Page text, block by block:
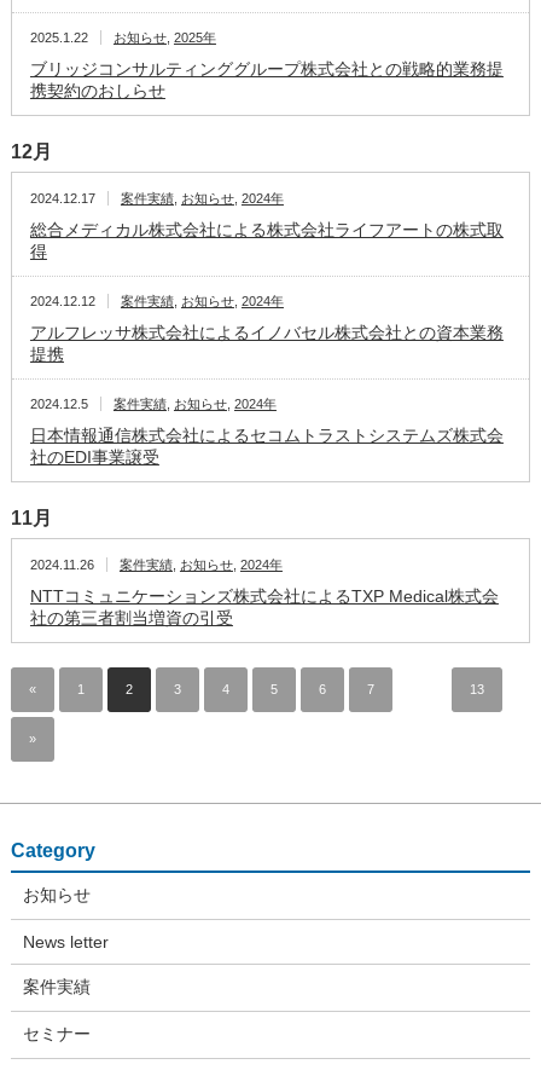
2025.1.22 お知らせ, 2025年
ブリッジコンサルティンググループ株式会社との戦略的業務提
携契約のおしらせ
12月
2024.12.17 案件実績, お知らせ, 2024年
総合メディカル株式会社による株式会社ライフアートの株式取
得
2024.12.12 案件実績, お知らせ, 2024年
アルフレッサ株式会社によるイノバセル株式会社との資本業務
提携
2024.12.5 案件実績, お知らせ, 2024年
日本情報通信株式会社によるセコムトラストシステムズ株式会
社のEDI事業譲受
11月
2024.11.26 案件実績, お知らせ, 2024年
NTTコミュニケーションズ株式会社によるTXP Medical株式会
社の第三者割当増資の引受
« 1 2 3 4 5 6 7 13
»
Category
お知らせ
News letter
案件実績
セミナー